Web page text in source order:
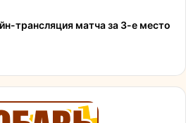
трансляция матча за 3-е место